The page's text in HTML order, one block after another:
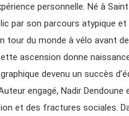
personnelle. Né à
par son parcours atypique
tour du monde à vélo avant
ascension donne
devenu un succès
engagé, Nadir
et des fractures sociales.